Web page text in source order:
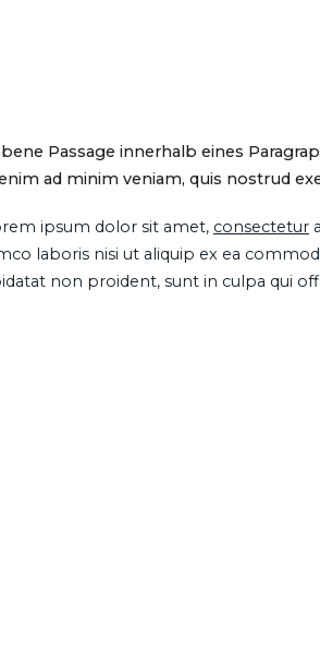
Passage innerhalb eines
ad minim veniam, quis nostrud
ipsum dolor sit amet, consectetur
laboris nisi ut aliquip ex ea
non proident, sunt in culpa qui